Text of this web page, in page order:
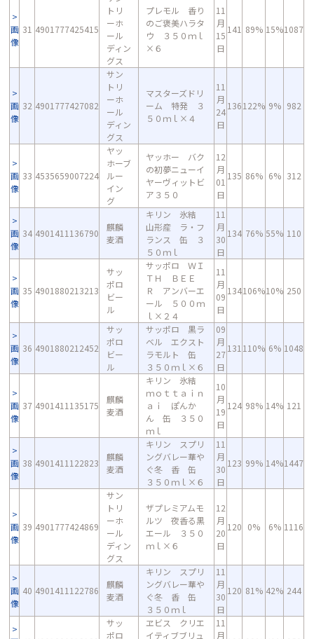
画
像
31 4901777425415
トリ
ーホ
ール
ディン
グス
プレモル 香り
のご褒美ハラタ
ウ ３５０ｍｌ
×６
11
月
15
日
141 89% 15%1087
画
像
32 4901777427082
サン
トリ
ーホ
ール
ディン
グス
マスターズドリ
ーム 特発 ３
５０ｍｌ×４
11
月
24
日
136122% 9% 982
画
像
33 4535659007224
ヤッ
ホーブ
ルー
イン
グ
ヤッホー バク
の初夢ニューイ
ヤーヴィットビ
ア３５０
12
月
01
日
135 86% 6% 312
画
像
34 4901411136790
麒麟
麦酒
キリン 氷結
山形産 ラ・フ
ランス 缶 ３
５０ｍｌ
11
月
30
日
134 76% 55% 110
画
像
35 4901880213213
サッ
ポロ
ビー
ル
サッポロ ＷＩ
ＴＨ ＢＥＥ
Ｒ アンバーエ
ール ５００ｍ
ｌ×２４
11
月
09
日
134106%10% 250
画
像
36 4901880212452
サッ
ポロ
ビー
ル
サッポロ 黒ラ
ベル エクスト
ラモルト 缶
３５０ｍｌ×６
09
月
27
日
131 110% 6% 1048
画
像
37 4901411135175
麒麟
麦酒
キリン 氷結
ｍｏｔｔａｉｎ
ａｉ ぽんか
ん 缶 ３５０
ｍｌ
10
月
19
日
124 98% 14% 121
画
像
38 4901411122823
麒麟
麦酒
キリン スプリ
ングバレー華や
ぐ冬 香 缶
３５０ｍｌ×６
11
月
30
日
123 99% 14%1447
画
像
39 4901777424869
サン
トリ
ーホ
ール
ディン
グス
ザプレミアムモ
ルツ 夜香る黒
エール ３５０
ｍｌ×６
12
月
20
日
120 0% 6% 1116
画
像
40 4901411122786
麒麟
麦酒
キリン スプリ
ングバレー華や
ぐ冬 香 缶
３５０ｍｌ
11
月
30
日
120 81% 42% 244
サッ
ポロ
ヱビス クリエ
イティブブリュ
11
月